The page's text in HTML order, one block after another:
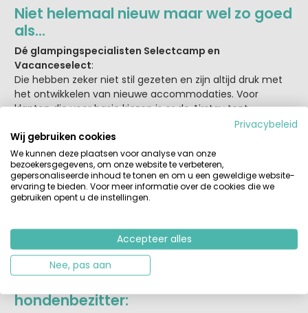
Niet helemaal nieuw maar wel zo goed
als…
Dé glampingspecialisten Selectcamp en
Vacanceselect:
Die hebben zeker niet stil gezeten en zijn altijd druk met
het ontwikkelen van nieuwe accommodaties. Voor
klanten die voor basic kiezen is er de Airstay tent
ontwikkeld. Een tent met twee verdiepingen en geschikt
voor 2 personen. Beneden een picknick tafel en boven 2
bedden, sanitair gebruik je van de camping.
Verder zijn er de glamping accommodaties zoalsde
Airlodges, de vorig jaar geïntroduceerde
nieuwere modellen waarin je een luxe vakantie kunt
vieren.
hondenbezitter:
Privacybeleid
Wij gebruiken cookies
We kunnen deze plaatsen voor analyse van onze
bezoekersgegevens, om onze website te verbeteren,
gepersonaliseerde inhoud te tonen en om u een geweldige website-
ervaring te bieden. Voor meer informatie over de cookies die we
gebruiken opent u de instellingen.
Accepteer alles
Nee, pas aan